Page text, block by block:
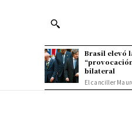
Brasil elevó
bilateral
El canciller